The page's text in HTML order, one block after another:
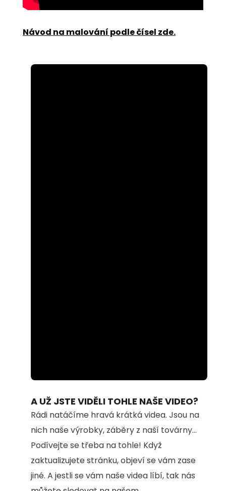
Návod na malování podle čísel zde.
66.57%
A UŽ JSTE VIDĚLI TOHLE NAŠE VIDEO?
Rádi natáčíme hravá krátká videa. Jsou na
nich naše výrobky, záběry z naší továrny...
Podívejte se třeba na tohle! Když
zaktualizujete stránku, objeví se vám zase
jiné. A jestli se vám naše videa líbí, tak nás